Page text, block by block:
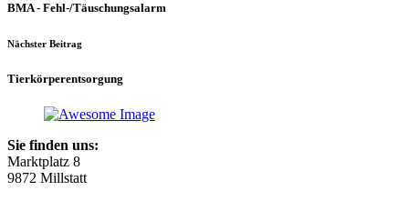
BMA - Fehl-/Täuschungsalarm
Nächster Beitrag
Tierkörperentsorgung
Sie finden uns:
Marktplatz 8
9872 Millstatt